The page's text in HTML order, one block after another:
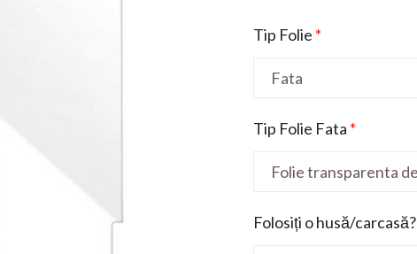
Tip Folie *
Tip Folie Fata *
Folosiți o husă/carcasă?